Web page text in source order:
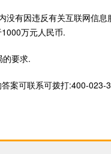
没有因违反有关互联网信息
万元人民币.
的要求.
案可联系可拨打:400-023-